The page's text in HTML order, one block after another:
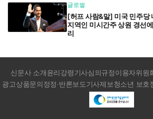
글로벌
[허프 사람&말] 미국 민주당
지역인 미시간주 상원 경선
리
신문사 소개윤리강령기사심의규정이용자위원
광고상품문의정정·반론보도기사제보청소년 보호